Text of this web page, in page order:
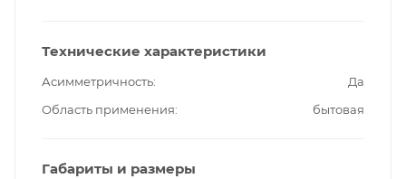
Технические характеристики
Асимметричность
Да
Область применения
бытовая
Габариты и размеры